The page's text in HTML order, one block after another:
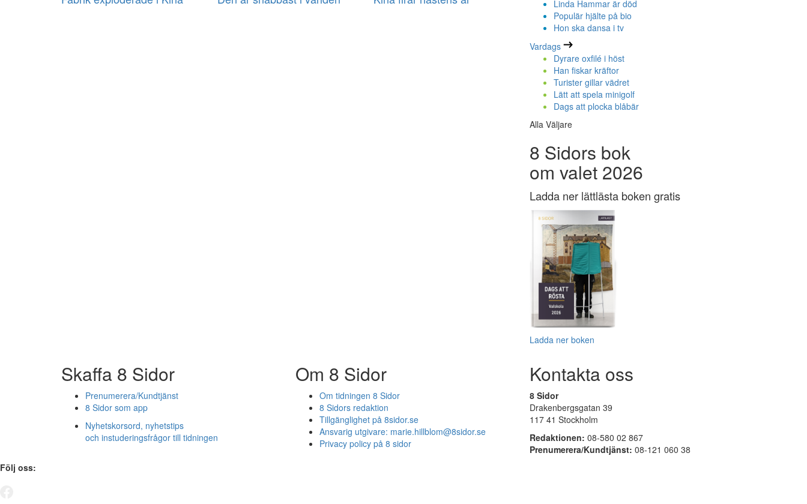
Linda Hammar är död
Populär hjälte på bio
Hon ska dansa i tv
Vardags
Dyrare oxfilé i höst
Han fiskar kräftor
Turister gillar vädret
Lätt att spela minigolf
Dags att plocka blåbär
Alla Väljare
8 Sidors bok
om valet 2026
Ladda ner lättlästa boken gratis
Ladda ner boken
Skaffa 8 Sidor
Prenumerera/Kundtjänst
8 Sidor som app
Nyhetskorsord, nyhetstips
och instuderingsfrågor till tidningen
Om 8 Sidor
Om tidningen 8 Sidor
8 Sidors redaktion
Tillgänglighet på 8sidor.se
Ansvarig utgivare: marie.hillblom@8sidor.se
Privacy policy på 8 sidor
Kontakta oss
8 Sidor
Drakenbergsgatan 39
117 41 Stockholm
Redaktionen: 08-580 02 867
Prenumerera/Kundtjänst: 08-121 060 38
Följ oss: